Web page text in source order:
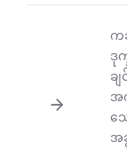
က
ဒု
ခ
အ
သ
အ